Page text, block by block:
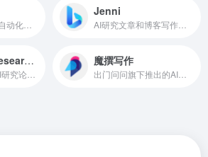
Jenni
Smodin AI Research Paper 魔撰写作